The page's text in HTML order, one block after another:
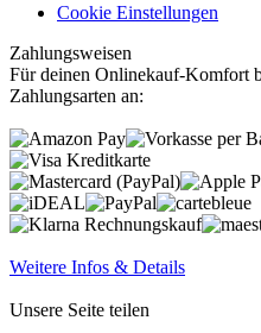
Cookie Einstellungen
Zahlungsweisen
Für deinen Onlinekauf-Komfort
Zahlungsarten an:
Weitere Infos & Details
Unsere Seite teilen